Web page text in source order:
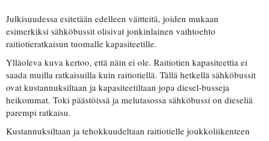
Julkisuudessa esitetään edelleen väitteitä, joiden mukaan
esimerkiksi sähköbussit olisivat jonkinlainen vaihtoehto
raitiotieratkaisun tuomalle kapasiteetille.
Ylläoleva kuva kertoo, että näin ei ole. Raitiotien kapasiteettia ei
saada muilla ratkaisuilla kuin raitiotiellä. Tällä hetkellä sähköbussit
ovat kustannuksiltaan ja kapasiteetiltaan jopa diesel-busseja
heikommat. Toki päästöissä ja melutasossa sähköbussi on dieseliä
parempi ratkaisu.
Kustannuksiltaan ja tehokkuudeltaan raitiotielle joukkoliikenteen